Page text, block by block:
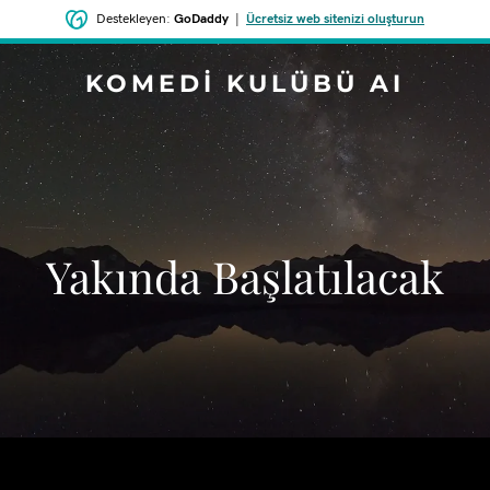
Destekleyen: GoDaddy Ücretsiz web sitenizi oluşturun
KOMEDI KULÜBÜ AI
‌Yakında Başlatılacak